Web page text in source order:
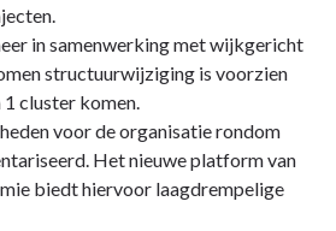
in samenwerking met wijkgericht
structuurwijziging is voorzien
cluster komen.
voor de organisatie rondom
Het nieuwe platform van
biedt hiervoor laagdrempelige